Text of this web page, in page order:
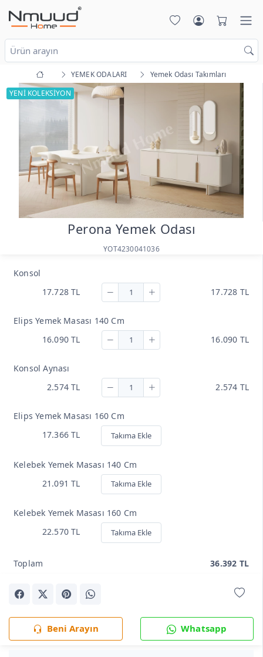
YEMEK ODALARI
Yemek Odası Takımları
YENİ KOLEKSİYON
Perona Yemek Odası
YOT4230041036
Konsol
17.728 TL
17.728 TL
Elips Yemek Masası 140 Cm
16.090 TL
16.090 TL
Konsol Aynası
2.574 TL
2.574 TL
Elips Yemek Masası 160 Cm
17.366 TL
Takıma Ekle
Kelebek Yemek Masası 140 Cm
21.091 TL
Takıma Ekle
Kelebek Yemek Masası 160 Cm
22.570 TL
Takıma Ekle
Toplam 36.392 TL
Beni Arayın Whatsapp